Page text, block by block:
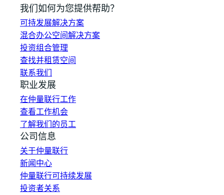
我们如何为您提供帮助？
可持发展解决方案
混合办公空间解决方案
投资组合管理
查找并租赁空间
联系我们
职业发展
在仲量联行工作
查看工作机会
了解我们的员工
公司信息
关于仲量联行
新闻中心
仲量联行可持续发展
投资者关系